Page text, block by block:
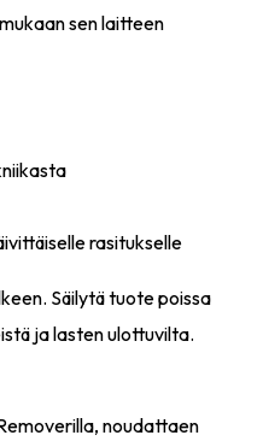
sen laitteen
rasitukselle
Säilytä tuote poissa
ja lasten ulottuvilta.
noudattaen